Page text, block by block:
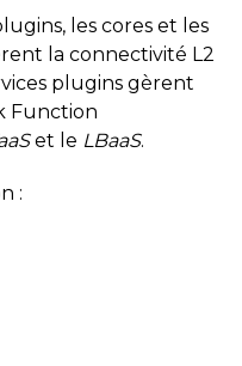
les cores et les
la connectivité L2
plugins gèrent
Function
et le LBaaS.
: